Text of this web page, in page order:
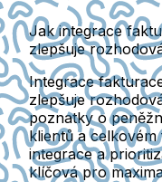
Jak integrace
zlepšuje
Integrace
zlepšuje
poznatky o
klientů a
integrace a
klíčová pro